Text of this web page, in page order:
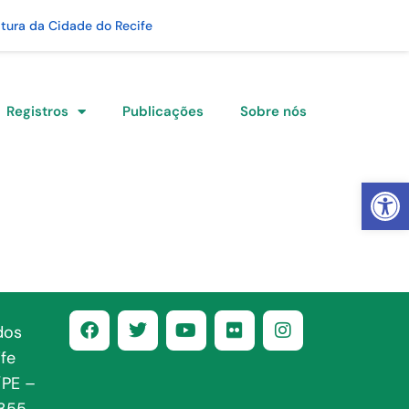
Abrir
da Cidade do Recife
Registros Publicações Sobre nós
–